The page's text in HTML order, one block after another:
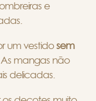
e
um vestidosem
mangas não
delicadas.